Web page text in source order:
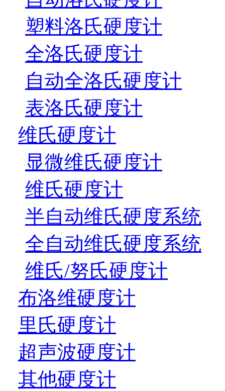
塑料洛氏硬度计
全洛氏硬度计
自动全洛氏硬度计
表洛氏硬度计
维氏硬度计
显微维氏硬度计
维氏硬度计
半自动维氏硬度系统
全自动维氏硬度系统
维氏/努氏硬度计
布洛维硬度计
里氏硬度计
超声波硬度计
其他硬度计